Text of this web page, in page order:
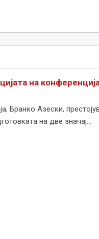
на
Бранко Азески,
на две значај...